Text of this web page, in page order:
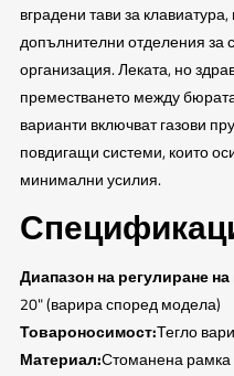
вградени тави за
допълнителни отделения за
организация. Леката, но
преместването между
варианти включват газови
повдигащи системи, които
минимални усилия.
Диапазон на регулиране
20" (варира според модела)
Товароносимост:Тегло
Материал:Стоманена рамка